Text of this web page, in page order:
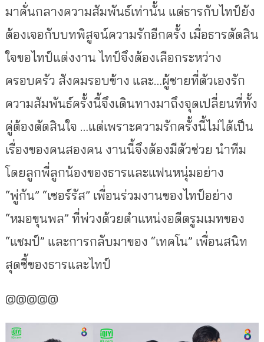
มาคั่นกลางความสัมพันธ์เท่านั้น แต่ธารกับไทป์ยัง
ต้องเจอกับบทพิสูจน์ความรักอีกครั้ง เมื่อธารตัดสิน
ใจขอไทป์แต่งงาน ไทป์จึงต้องเลือกระหว่าง
ครอบครัว สังคมรอบข้าง และ…ผู้ชายที่ตัวเองรัก
ความสัมพันธ์ครั้งนี้จึงเดินทางมาถึงจุดเปลี่ยนที่ทั้ง
คู่ต้องตัดสินใจ …แต่เพราะความรักครั้งนี้ไม่ได้เป็น
เรื่องของคนสองคน งานนี้จึงต้องมีตัวช่วย นำทีม
โดยลูกพี่ลูกน้องของธารและแฟนหนุ่มอย่าง
“พู่กัน” “เซอร์รัส” เพื่อนร่วมงานของไทป์อย่าง
“หมอขุนพล” ที่พ่วงด้วยตำแหน่งอดีตรูมเมทของ
“แชมป์” และการกลับมาของ “เทคโน” เพื่อนสนิท
สุดซี้ของธารและไทป์
@@@@@